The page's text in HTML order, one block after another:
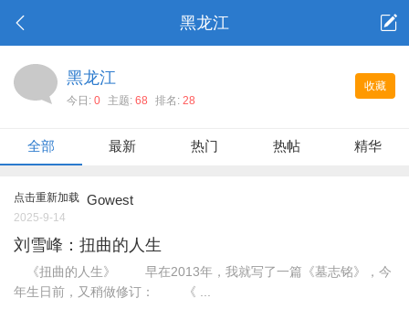
黑龙江
收藏
黑龙江
今日: 0 主题: 68 排名: 28
全部 最新 热门 热帖 精华
点击重新加载 Gowest
2025-9-14
刘雪峰：扭曲的人生
《扭曲的人生》 早在2013年，我就写了一篇《墓志铭》，今
年生日前，又稍做修订： 《 ...